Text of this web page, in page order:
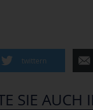
twittern
SIE AUCH